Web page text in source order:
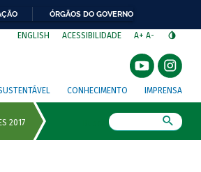
ÓRGÃOS DO GOVERNO
ENGLISH ACESSIBILIDADE A+ A-
CONHECIMENTO IMPRENSA